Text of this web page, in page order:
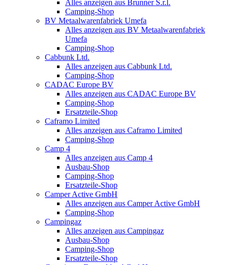
Alles anzeigen aus Brunner S.r.l.
Camping-Shop
BV Metaalwarenfabriek Umefa
Alles anzeigen aus BV Metaalwarenfabriek
Umefa
Camping-Shop
Cabbunk Ltd.
Alles anzeigen aus Cabbunk Ltd.
Camping-Shop
CADAC Europe BV
Alles anzeigen aus CADAC Europe BV
Camping-Shop
Ersatzteile-Shop
Caframo Limited
Alles anzeigen aus Caframo Limited
Camping-Shop
Camp 4
Alles anzeigen aus Camp 4
Ausbau-Shop
Camping-Shop
Ersatzteile-Shop
Camper Active GmbH
Alles anzeigen aus Camper Active GmbH
Camping-Shop
Campingaz
Alles anzeigen aus Campingaz
Ausbau-Shop
Camping-Shop
Ersatzteile-Shop